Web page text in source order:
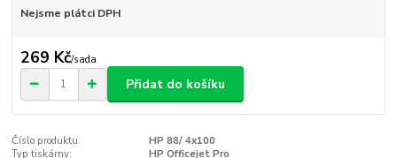
Nejsme plátci DPH
269 Kč/sada
Přidat do košíku
Číslo produktu:
HP 88/ 4x100
Typ tiskárny:
HP Officejet Pro